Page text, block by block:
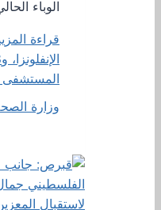
الوباء
قراءة
وزارة